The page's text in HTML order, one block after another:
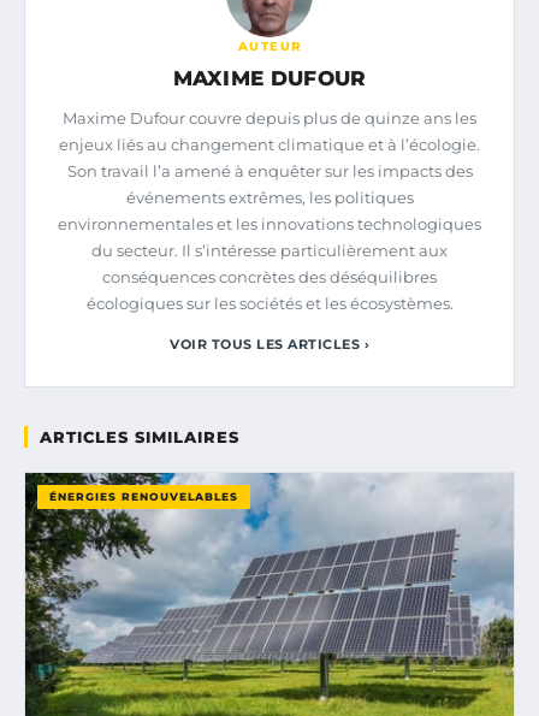
AUTEUR
MAXIME DUFOUR
Maxime Dufour couvre depuis plus de quinze ans les
enjeux liés au changement climatique et à l’écologie.
Son travail l’a amené à enquêter sur les impacts des
événements extrêmes, les politiques
environnementales et les innovations technologiques
du secteur. Il s’intéresse particulièrement aux
conséquences concrètes des déséquilibres
écologiques sur les sociétés et les écosystèmes.
VOIR TOUS LES ARTICLES ›
ARTICLES SIMILAIRES
ÉNERGIES RENOUVELABLES